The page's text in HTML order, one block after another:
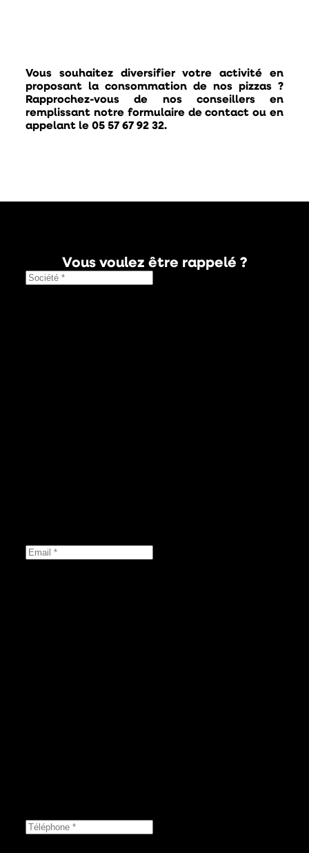
Vous souhaitez diversifier votre activité en
proposant la consommation de nos pizzas ?
Rapprochez-vous de nos conseillers en
remplissant notre formulaire de contact ou en
appelant le 05 57 67 92 32.
Vous voulez être rappelé ?